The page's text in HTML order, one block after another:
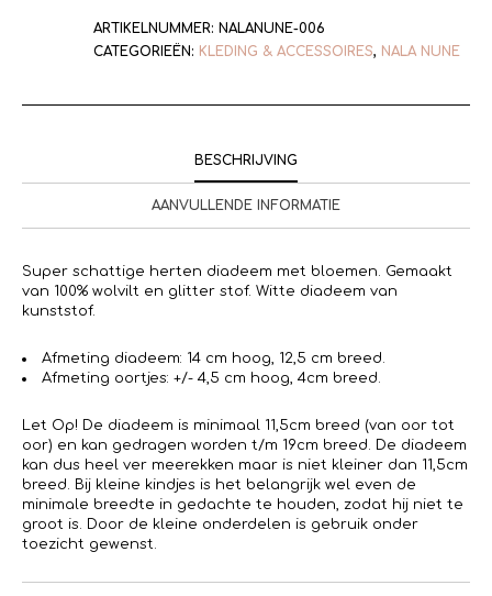
ARTIKELNUMMER: NALANUNE-006
CATEGORIEËN: KLEDING & ACCESSOIRES, NALA NUNE
BESCHRIJVING
AANVULLENDE INFORMATIE
Super schattige herten diadeem met bloemen. Gemaakt
van 100% wolvilt en glitter stof. Witte diadeem van
kunststof.
Afmeting diadeem: 14 cm hoog, 12,5 cm breed.
Afmeting oortjes: +/- 4,5 cm hoog, 4cm breed.
Let Op! De diadeem is minimaal 11,5cm breed (van oor tot
oor) en kan gedragen worden t/m 19cm breed. De diadeem
kan dus heel ver meerekken maar is niet kleiner dan 11,5cm
breed. Bij kleine kindjes is het belangrijk wel even de
minimale breedte in gedachte te houden, zodat hij niet te
groot is. Door de kleine onderdelen is gebruik onder
toezicht gewenst.